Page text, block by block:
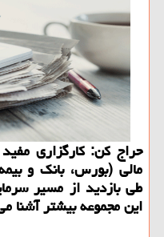
حراج کن: کارگزاری
مالی (بورس، بانک و
طی بازدید از مسیر
این مجموعه بیشتر آشنا